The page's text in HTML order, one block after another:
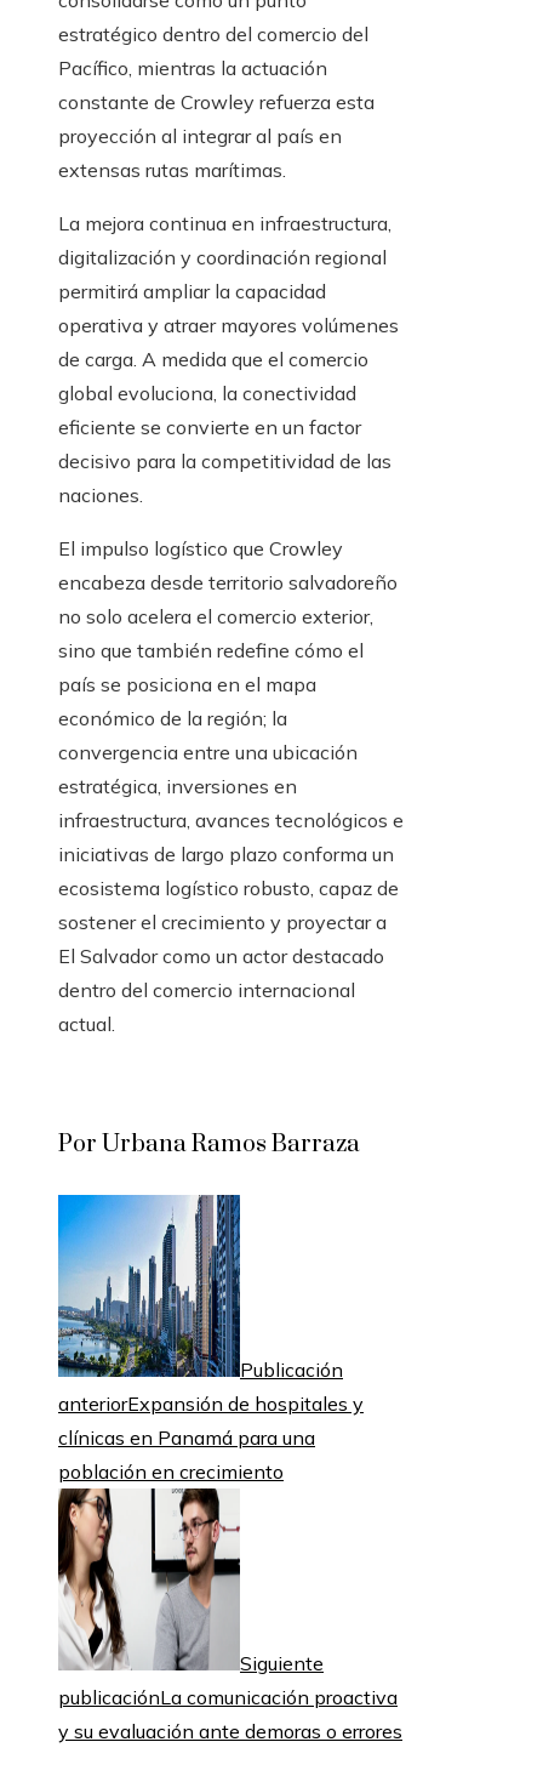
estratégico dentro del comercio del
Pacífico, mientras la actuación
constante de Crowley refuerza esta
proyección al integrar al país en
extensas rutas marítimas.
La mejora continua en infraestructura,
digitalización y coordinación regional
permitirá ampliar la capacidad
operativa y atraer mayores volúmenes
de carga. A medida que el comercio
global evoluciona, la conectividad
eficiente se convierte en un factor
decisivo para la competitividad de las
naciones.
El impulso logístico que Crowley
encabeza desde territorio salvadoreño
no solo acelera el comercio exterior,
sino que también redefine cómo el
país se posiciona en el mapa
económico de la región; la
convergencia entre una ubicación
estratégica, inversiones en
infraestructura, avances tecnológicos e
iniciativas de largo plazo conforma un
ecosistema logístico robusto, capaz de
sostener el crecimiento y proyectar a
El Salvador como un actor destacado
dentro del comercio internacional
actual.
Por Urbana Ramos Barraza
Publicación
anteriorExpansión de hospitales y
clínicas en Panamá para una
población en crecimiento
Siguiente
publicaciónLa comunicación proactiva
y su evaluación ante demoras o errores